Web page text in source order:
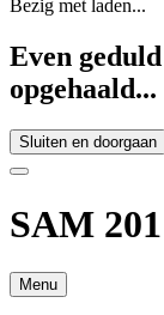
Bezig met laden...
Even
opgehaald...
Sluiten en doorgaan
SAM
Menu